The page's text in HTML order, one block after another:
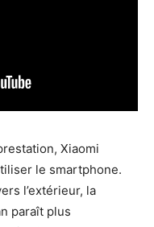
Xiaomi
le smartphone.
l’extérieur, la
paraît plus